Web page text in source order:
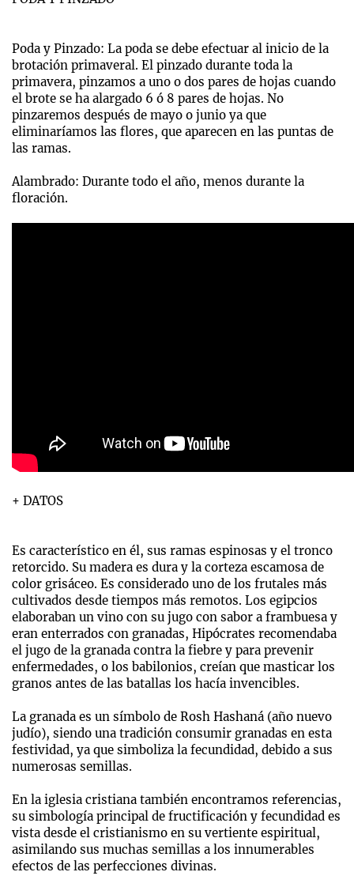
Poda y Pinzado: La poda se debe efectuar al inicio de la
brotación primaveral. El pinzado durante toda la
primavera, pinzamos a uno o dos pares de hojas cuando
el brote se ha alargado 6 ó 8 pares de hojas. No
pinzaremos después de mayo o junio ya que
eliminaríamos las flores, que aparecen en las puntas de
las ramas.
Alambrado: Durante todo el año, menos durante la
floración.
+ DATOS
Es característico en él, sus ramas espinosas y el tronco
retorcido. Su madera es dura y la corteza escamosa de
color grisáceo. Es considerado uno de los frutales más
cultivados desde tiempos más remotos. Los egipcios
elaboraban un vino con su jugo con sabor a frambuesa y
eran enterrados con granadas, Hipócrates recomendaba
el jugo de la granada contra la fiebre y para prevenir
enfermedades, o los babilonios, creían que masticar los
granos antes de las batallas los hacía invencibles.
La granada es un símbolo de Rosh Hashaná (año nuevo
judío), siendo una tradición consumir granadas en esta
festividad, ya que simboliza la fecundidad, debido a sus
numerosas semillas.
En la iglesia cristiana también encontramos referencias,
su simbología principal de fructificación y fecundidad es
vista desde el cristianismo en su vertiente espiritual,
asimilando sus muchas semillas a los innumerables
efectos de las perfecciones divinas.